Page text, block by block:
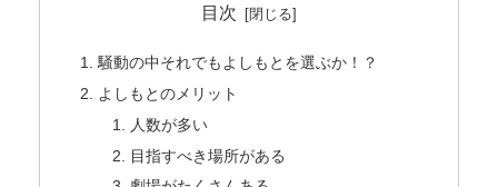
目次
騒動の中それでもよしもとを選ぶか！？
よしもとのメリット
人数が多い
目指すべき場所がある